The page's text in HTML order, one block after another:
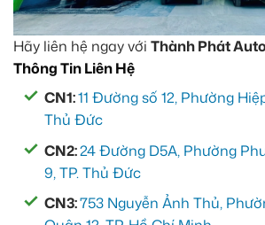
Hãy liên hệ ngay với Thành Phát Auto
Thông Tin Liên Hệ
CN1:11 Đường số 12, Phường
Thủ Đức
CN2:24 Đường D5A, Phường
9, TP. Thủ Đức
CN3:753 Nguyễn Ảnh Thủ,